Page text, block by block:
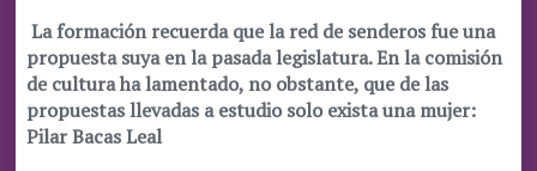
La formación recuerda que la red de senderos fue una
propuesta suya en la pasada legislatura. En la comisión
de cultura ha lamentado, no obstante, que de las
propuestas llevadas a estudio solo exista una mujer:
Pilar Bacas Leal